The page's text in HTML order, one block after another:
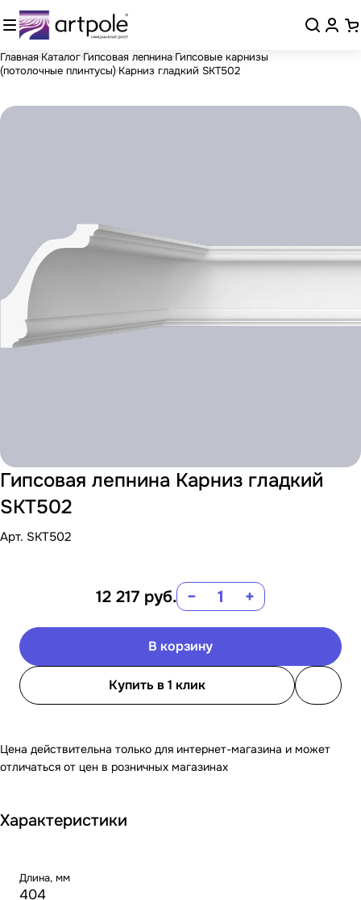
Главная Каталог Гипсовая лепнина Гипсовые карнизы
(потолочные плинтусы) Карниз гладкий SKT502
Гипсовая лепнина Карниз гладкий
SKT502
Арт. SKT502
12 217 руб. − +
В корзину
Купить в 1 клик
Цена действительна только для интернет-магазина и может
отличаться от цен в розничных магазинах
Характеристики
Длина, мм
404